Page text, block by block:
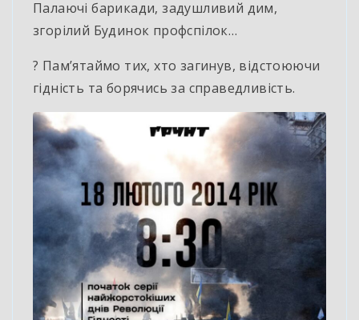
Палаючі барикади, задушливий дим,
згорілий Будинок профспілок…
?️ Пам’ятаймо тих, хто загинув, відстоюючи
гідність та борячись за справедливість.